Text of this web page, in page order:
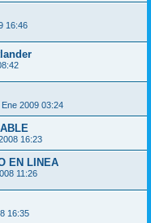
16:46
Ene 2009 03:24
16:23
EN LINEA
11:26
16:35